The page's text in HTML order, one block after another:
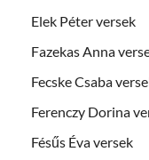
Elek Péter versek
Fazekas Anna
Fecske Csaba
Ferenczy Dorina
Fésűs Éva versek